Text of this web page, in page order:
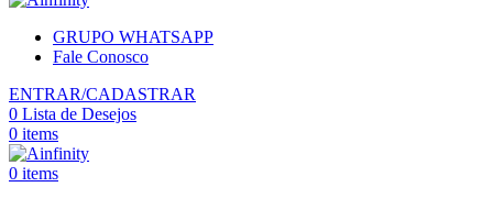
GRUPO WHATSAPP
Fale Conosco
ENTRAR/CADASTRAR
0 Lista de Desejos
0 items
0 items